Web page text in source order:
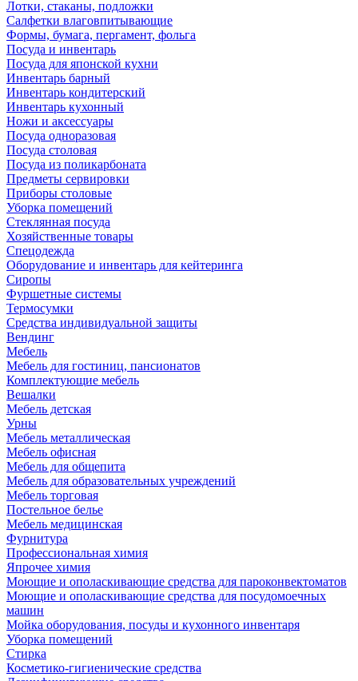
Лотки, стаканы, подложки
Салфетки влаговпитывающие
Формы, бумага, пергамент, фольга
Посуда и инвентарь
Посуда для японской кухни
Инвентарь барный
Инвентарь кондитерский
Инвентарь кухонный
Ножи и аксессуары
Посуда одноразовая
Посуда столовая
Посуда из поликарбоната
Предметы сервировки
Приборы столовые
Уборка помещений
Стеклянная посуда
Хозяйственные товары
Спецодежда
Оборудование и инвентарь для кейтеринга
Сиропы
Фуршетные системы
Термосумки
Средства индивидуальной защиты
Вендинг
Мебель
Мебель для гостиниц, пансионатов
Комплектующие мебель
Вешалки
Мебель детская
Урны
Мебель металлическая
Мебель офисная
Мебель для общепита
Мебель для образовательных учреждений
Мебель торговая
Постельное белье
Мебель медицинская
Фурнитура
Профессиональная химия
Япрочее химия
Моющие и ополаскивающие средства для пароконвектоматов
Моющие и ополаскивающие средства для посудомоечных
машин
Мойка оборудования, посуды и кухонного инвентаря
Уборка помещений
Стирка
Косметико-гигиенические средства